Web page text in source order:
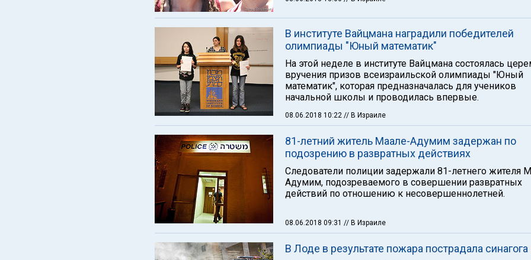
В институте Вайцмана наградили победителей
олимпиады "Юный математик"
На этой неделе в институте Вайцмана состоялась
вручения призов всеизраильской олимпиады "Юный
математик", которая предназначалась для учеников
начальной школы и проводилась впервые.
08.06.2018 10:22 // В Израиле
81-летний житель Маале-Адумим задержан по
подозрению в развратных действиях
Следователи полиции задержали 81-летнего жителя
Адумим, подозреваемого в совершении развратных
действий по отношению к несовершеннолетней.
08.06.2018 09:31 // В Израиле
В Лоде в результате пожара пострадала синагога